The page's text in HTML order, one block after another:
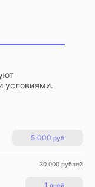
условиями.
5 000 руб
30 000 рублей
1 дней